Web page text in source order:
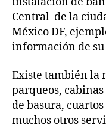
Central de la
México DF,
información de
Existe también la
parqueos,
de basura,
muchos otros